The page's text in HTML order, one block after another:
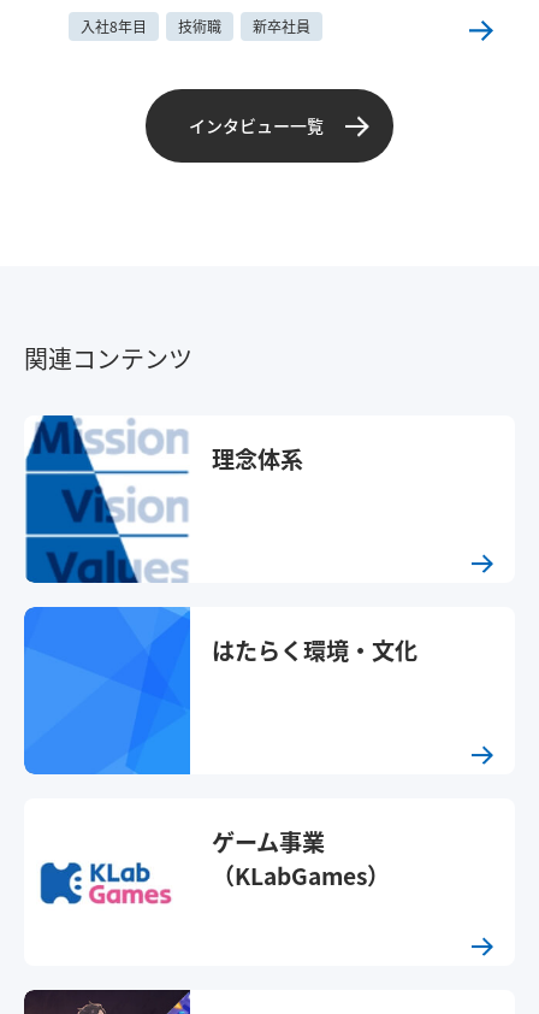
入社8年目 技術職 新卒社員
インタビュー一覧
関連コンテンツ
理念体系
はたらく環境・文化
ゲーム事業
（KLabGames）